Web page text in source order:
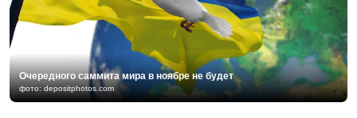
Очередного саммита мира в ноябре не будет
фото: depositphotos.com